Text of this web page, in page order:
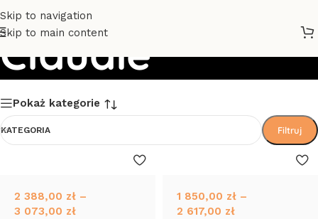
Skip to navigation
Skip to main content
Claudie
Pokaż kategorie
KATEGORIA Filtruj
2 388,00 zł –
3 073,00 zł
1 850,00 zł –
2 617,00 zł